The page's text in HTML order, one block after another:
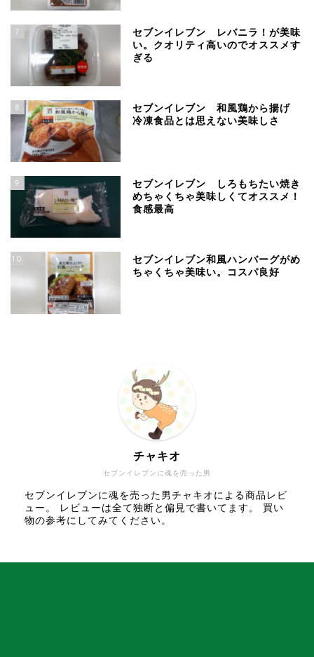
7
セブンイレブン レバニラ！が美味
い。クオリティ高いのでオススメす
ぎる
8
セブンイレブン 和風鶏から揚げ
冷凍食品とは思えない美味しさ
9
セブンイレブン しろもちたい焼き
めちゃくちゃ美味しくてオススメ！
食感最高
10
セブンイレブン和風ハンバーグがめ
ちゃくちゃ美味い。コスパ良好
セブンイレブンに魂を売った男
チャキオ
セブンイレブンに魂を売った男チャキオによる商品レビ
ュー。 レビューは全て独断と偏見で書いてます。 買い
物の参考にしてみてください。